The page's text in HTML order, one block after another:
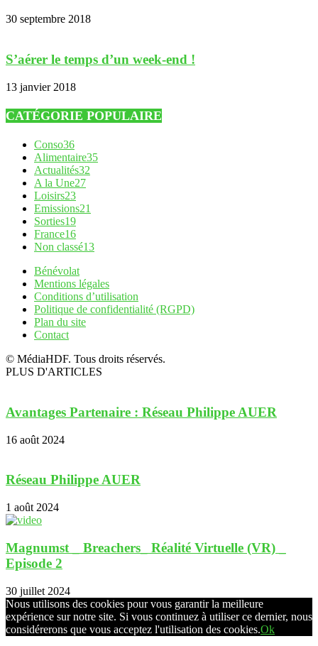
30 septembre 2018
S’aérer le temps d’un week-end !
13 janvier 2018
CATÉGORIE POPULAIRE
Conso36
Alimentaire35
Actualités32
A la Une27
Loisirs23
Emissions21
Sorties19
France16
Non classé13
Bénévolat
Mentions légales
Conditions d’utilisation
Politique de confidentialité (RGPD)
Plan du site
Contact
© MédiaHDF. Tous droits réservés.
PLUS D'ARTICLES
Avantages Partenaire : Réseau Philippe AUER
16 août 2024
Réseau Philippe AUER
1 août 2024
Magnumst _ Breachers_ Réalité Virtuelle (VR) _
Episode 2
30 juillet 2024
Nous utilisons des cookies pour vous garantir la meilleure
expérience sur notre site. Si vous continuez à utiliser ce dernier, nous
considérerons que vous acceptez l'utilisation des cookies.Ok